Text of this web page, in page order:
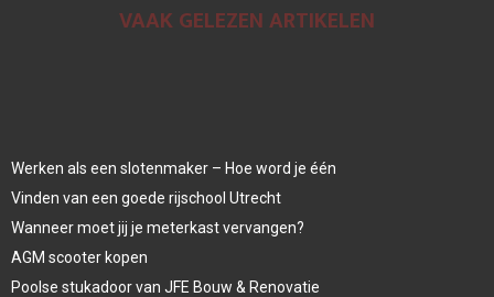
VAAK GELEZEN ARTIKELEN
Werken als een slotenmaker – Hoe word je één
Vinden van een goede rijschool Utrecht
Wanneer moet jij je meterkast vervangen?
AGM scooter kopen
Poolse stukadoor van JFE Bouw & Renovatie